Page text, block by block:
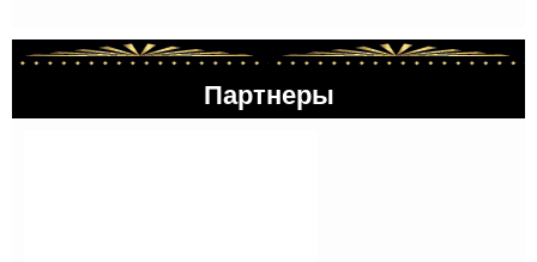
Партнеры